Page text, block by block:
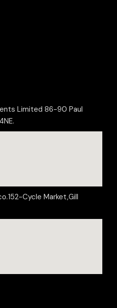
Limited 86-90 Paul
Cycle Market,Gill